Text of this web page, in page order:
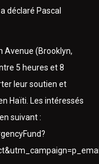
déclaré Pascal
Avenue (Brooklyn,
5 heures et 8
leur soutien et
Haïti. Les intéressés
suivant :